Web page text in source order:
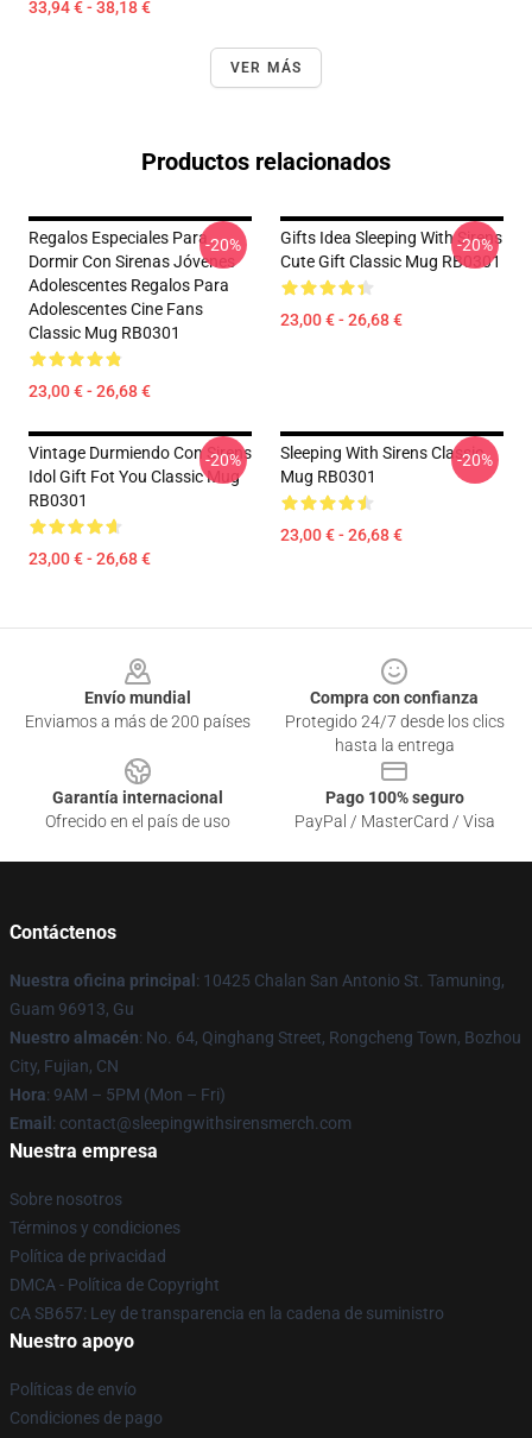
33,94 € - 38,18 €
VER MÁS
Productos relacionados
Regalos Especiales Para
Dormir Con Sirenas Jóvenes
Adolescentes Regalos Para
Adolescentes Cine Fans
Classic Mug RB0301
23,00 € - 26,68 €
-20%
Gifts Idea Sleeping With Sirens
Cute Gift Classic Mug RB0301
23,00 € - 26,68 €
-20%
Vintage Durmiendo Con Sirens
Idol Gift Fot You Classic Mug
RB0301
23,00 € - 26,68 €
-20%
Sleeping With Sirens Classic
Mug RB0301
23,00 € - 26,68 €
-20%
Envío mundial
Enviamos a más de 200 países
Compra con confianza
Protegido 24/7 desde los clics
hasta la entrega
Garantía internacional
Ofrecido en el país de uso
Pago 100% seguro
PayPal / MasterCard / Visa
Contáctenos
Nuestra oficina principal : 10425 Chalan San Antonio St. Tamuning,
Guam 96913, Gu
Nuestro almacén: No. 64, Qinghang Street, Rongcheng Town, Bozhou
City, Fujian, CN
Hora: 9AM – 5PM (Mon – Fri)
Email : contact@sleepingwithsirensmerch.com
Nuestra empresa
Sobre nosotros
Términos y condiciones
Política de privacidad
DMCA - Política de Copyright
CA SB657: Ley de transparencia en la cadena de suministro
Nuestro apoyo
Políticas de envío
Condiciones de pago